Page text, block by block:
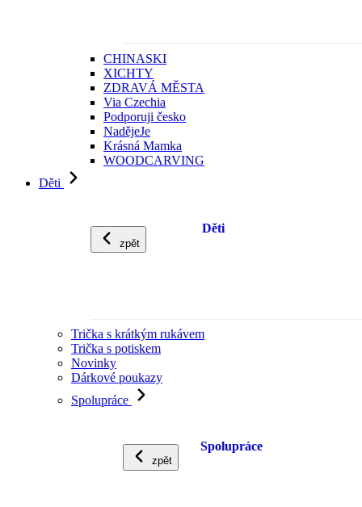
CHINASKI
XICHTY
ZDRAVÁ MĚSTA
Via Czechia
Podporuji česko
NadějeJe
Krásná Mamka
WOODCARVING
Děti
zpět
Děti
Trička s krátkým rukávem
Trička s potiskem
Novinky
Dárkové poukazy
Spolupráce
zpět
Spolupráce